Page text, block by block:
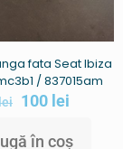
fata Seat Ibiza
/ 837015am
100 lei
în coș